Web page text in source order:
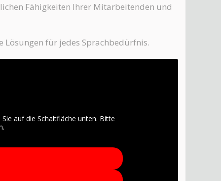
Fähigkeiten Ihrer Mitarbeitenden und
Lösungen für jedes Sprachbedürfnis.
auf die Schaltfläche unten. Bitte